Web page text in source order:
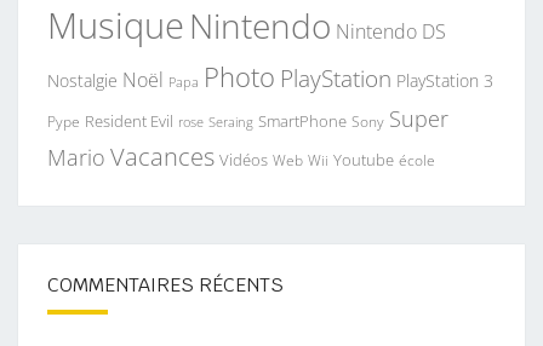
MusiqueNintendo Nintendo DS
Nostalgie Noël Papa Photo PlayStation PlayStation 3
Pype Resident Evil rose Seraing SmartPhone Sony Super
Mario Vacances Vidéos Web Wii Youtube école
COMMENTAIRES RÉCENTS